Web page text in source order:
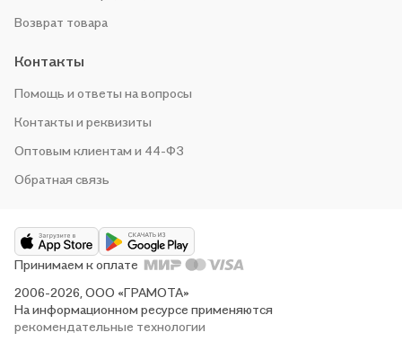
Возврат товара
Контакты
Помощь и ответы на вопросы
Контакты и реквизиты
Оптовым клиентам и 44-ФЗ
Обратная связь
2006-2026, ООО «ГРАМОТА»
На информационном ресурсе применяются
рекомендательные технологии
Принимаем к оплате